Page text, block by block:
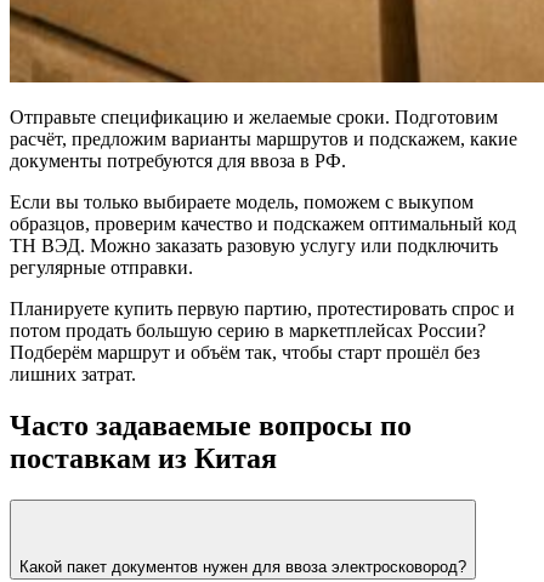
Отправьте спецификацию и желаемые сроки. Подготовим
расчёт, предложим варианты маршрутов и подскажем, какие
документы потребуются для ввоза в РФ.
Если вы только выбираете модель, поможем с выкупом
образцов, проверим качество и подскажем оптимальный код
ТН ВЭД. Можно заказать разовую услугу или подключить
регулярные отправки.
Планируете купить первую партию, протестировать спрос и
потом продать большую серию в маркетплейсах России?
Подберём маршрут и объём так, чтобы старт прошёл без
лишних затрат.
Часто задаваемые вопросы по
поставкам из Китая
Какой пакет документов нужен для ввоза электросковород?